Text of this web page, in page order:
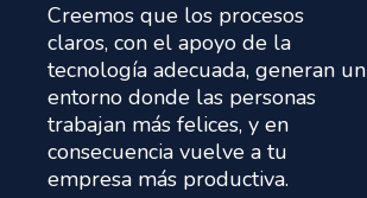
Creemos que los procesos
claros, con el apoyo de la
tecnología adecuada, generan un
entorno donde las personas
trabajan más felices, y en
consecuencia vuelve a tu
empresa más productiva.